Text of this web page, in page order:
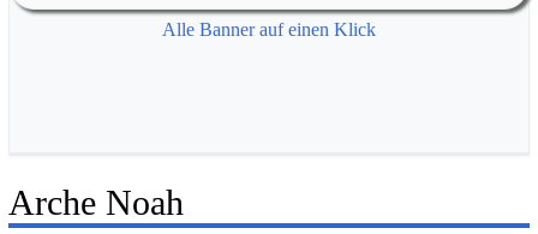
Alle Banner auf einen Klick
Arche Noah